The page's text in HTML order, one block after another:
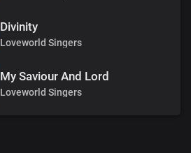
Divinity
Loveworld Singers
My Saviour And Lord
Loveworld Singers